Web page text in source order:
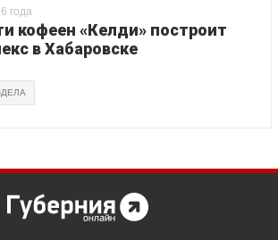
года
кофеен «Келди» построит
в Хабаровске